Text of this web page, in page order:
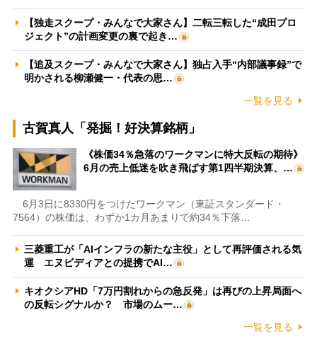
【独走スクープ・みんなで大家さん】二転三転した“成田プロ
ジェクト”の計画変更の裏で起き…
【追及スクープ・みんなで大家さん】独占入手“内部議事録”で
明かされる柳瀬健一・代表の思…
一覧を見る
古賀真人「発掘！好決算銘柄」
《株価34％急落のワークマンに特大反転の期待》
6月の売上低迷を吹き飛ばす第1四半期決算、…
6月3日に8330円をつけたワークマン（東証スタンダード・
7564）の株価は、わずか1カ月あまりで約34％下落…
三菱重工が「AIインフラの新たな主役」として再評価される気
運 エヌビディアとの提携でAI…
キオクシアHD「7万円割れからの急反発」は再びの上昇局面へ
の反転シグナルか？ 市場のムー…
一覧を見る